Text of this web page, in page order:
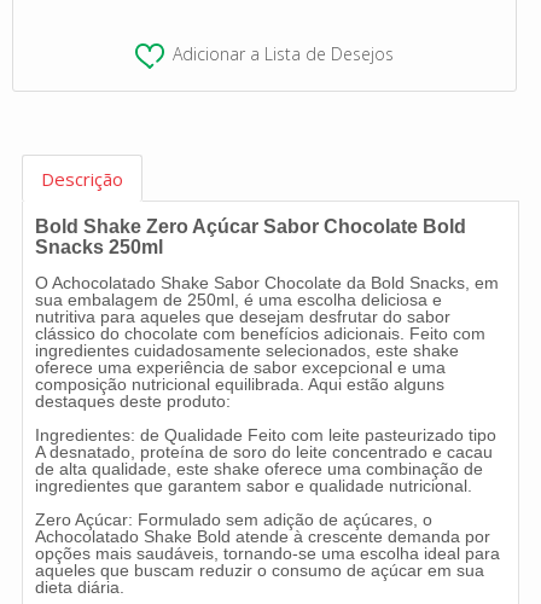
Adicionar a Lista de Desejos
Descrição
Bold Shake Zero Açúcar Sabor Chocolate Bold
Snacks 250ml
O Achocolatado Shake Sabor Chocolate da Bold Snacks, em
sua embalagem de 250ml, é uma escolha deliciosa e
nutritiva para aqueles que desejam desfrutar do sabor
clássico do chocolate com benefícios adicionais. Feito com
ingredientes cuidadosamente selecionados, este shake
oferece uma experiência de sabor excepcional e uma
composição nutricional equilibrada. Aqui estão alguns
destaques deste produto:
Ingredientes: de Qualidade Feito com leite pasteurizado tipo
A desnatado, proteína de soro do leite concentrado e cacau
de alta qualidade, este shake oferece uma combinação de
ingredientes que garantem sabor e qualidade nutricional.
Zero Açúcar: Formulado sem adição de açúcares, o
Achocolatado Shake Bold atende à crescente demanda por
opções mais saudáveis, tornando-se uma escolha ideal para
aqueles que buscam reduzir o consumo de açúcar em sua
dieta diária.